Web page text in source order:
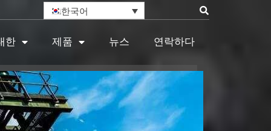
한국어
한 제품 뉴스 연락하다